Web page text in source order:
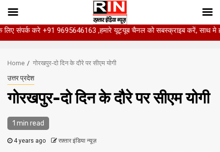
+91 9695646163 ,हमारे यूट्यूब चैनल को सबस्क्राइब करें, साथ मे हमारे
content
Home गोरखपुर-दो दिन के दौरे पर सीएम योगी
उत्तर प्रदेश
गोरखपुर-दो दिन के दौरे पर सीएम योगी
1 min read
4 years ago रफ़्तार इंडिया न्यूज़